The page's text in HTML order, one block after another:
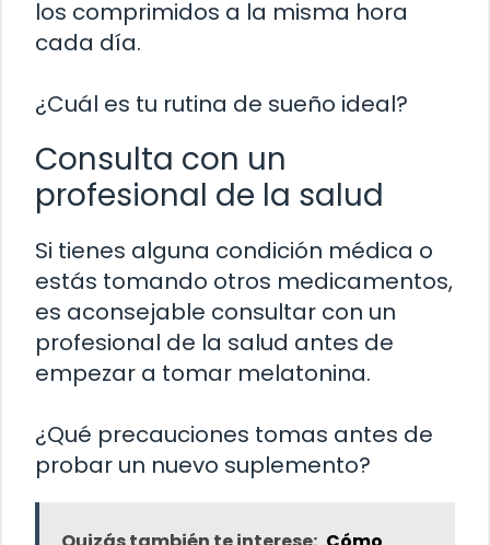
los comprimidos a la misma hora
cada día.
¿Cuál es tu rutina de sueño ideal?
Consulta con un
profesional de la salud
Si tienes alguna condición médica o
estás tomando otros medicamentos,
es aconsejable consultar con un
profesional de la salud antes de
empezar a tomar melatonina.
¿Qué precauciones tomas antes de
probar un nuevo suplemento?